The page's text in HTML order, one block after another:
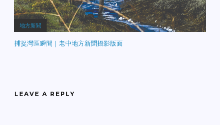
地方新聞
捕捉灣區瞬間｜老中地方新聞攝影版面
LEAVE A REPLY